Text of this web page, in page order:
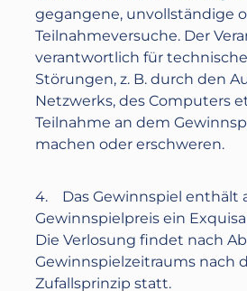
gegangene, unvollständige
Teilnahmeversuche. Der
verantwortlich für
Störungen, z. B. durch den
Netzwerks, des Computers
Teilnahme an dem
machen oder erschweren.
4. Das Gewinnspiel enthält
Gewinnspielpreisein
Die Verlosung findet nach
Gewinnspielzeitraums nach
Zufallsprinzip statt.